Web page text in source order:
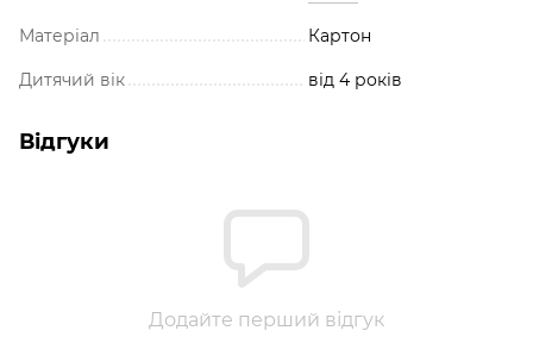
Матеріал Картон
Дитячий вік від 4 років
Відгуки
Додайте перший відгук